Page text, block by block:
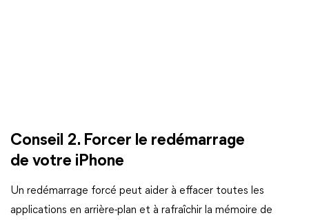
Conseil 2. Forcer le redémarrage
de votre iPhone
Un redémarrage forcé peut aider à effacer toutes les
applications en arrière-plan et à rafraîchir la mémoire de